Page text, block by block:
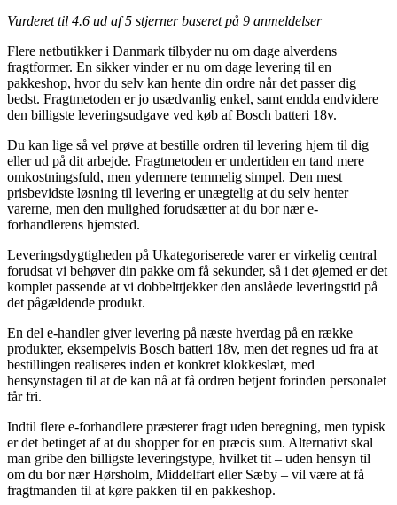
Vurderet til 4.6 ud af 5 stjerner baseret på 9 anmeldelser
Flere netbutikker i Danmark tilbyder nu om dage alverdens
fragtformer. En sikker vinder er nu om dage levering til en
pakkeshop, hvor du selv kan hente din ordre når det passer dig
bedst. Fragtmetoden er jo usædvanlig enkel, samt endda endvidere
den billigste leveringsudgave ved køb af Bosch batteri 18v.
Du kan lige så vel prøve at bestille ordren til levering hjem til dig
eller ud på dit arbejde. Fragtmetoden er undertiden en tand mere
omkostningsfuld, men ydermere temmelig simpel. Den mest
prisbevidste løsning til levering er unægtelig at du selv henter
varerne, men den mulighed forudsætter at du bor nær e-
forhandlerens hjemsted.
Leveringsdygtigheden på Ukategoriserede varer er virkelig central
forudsat vi behøver din pakke om få sekunder, så i det øjemed er det
komplet passende at vi dobbelttjekker den anslåede leveringstid på
det pågældende produkt.
En del e-handler giver levering på næste hverdag på en række
produkter, eksempelvis Bosch batteri 18v, men det regnes ud fra at
bestillingen realiseres inden et konkret klokkeslæt, med
hensynstagen til at de kan nå at få ordren betjent forinden personalet
får fri.
Indtil flere e-forhandlere præsterer fragt uden beregning, men typisk
er det betinget af at du shopper for en præcis sum. Alternativt skal
man gribe den billigste leveringstype, hvilket tit – uden hensyn til
om du bor nær Hørsholm, Middelfart eller Sæby – vil være at få
fragtmanden til at køre pakken til en pakkeshop.